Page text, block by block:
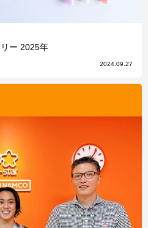
ー 2025年
2024.09.27